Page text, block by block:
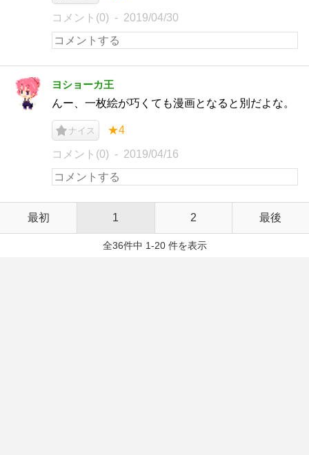
コメント(0) 2019/04/30
ヨショーカ王
んー、一枚絵が巧くても漫画となると別だよな。
ナイス ★4
コメント(0) 2019/04/16
最初 1 2 最後
全36件中 1-20 件を表示